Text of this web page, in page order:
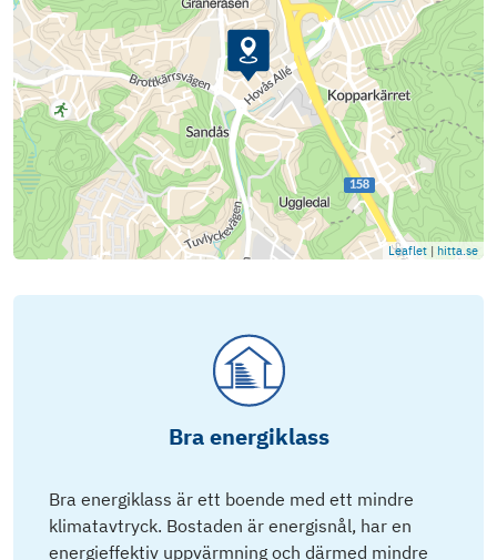
Leaflet | hitta.se
Bra energiklass
Bra energiklass är ett boende med ett mindre
klimatavtryck. Bostaden är energisnål, har en
energieffektiv uppvärmning och därmed mindre